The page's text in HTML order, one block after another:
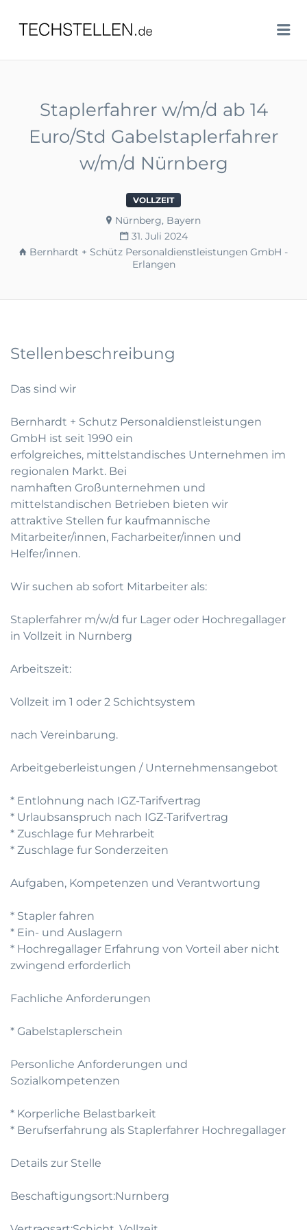
TECHSTELLEN.DE
Staplerfahrer w/m/d ab 14
Euro/Std Gabelstaplerfahrer
w/m/d Nürnberg
VOLLZEIT
Nürnberg, Bayern
31. Juli 2024
Bernhardt + Schütz Personaldienstleistungen GmbH -
Erlangen
Stellenbeschreibung
Das sind wir
Bernhardt + Schutz Personaldienstleistungen
GmbH ist seit 1990 ein
erfolgreiches, mittelstandisches Unternehmen im
regionalen Markt. Bei
namhaften Großunternehmen und
mittelstandischen Betrieben bieten wir
attraktive Stellen fur kaufmannische
Mitarbeiter/innen, Facharbeiter/innen und
Helfer/innen.
Wir suchen ab sofort Mitarbeiter als:
Staplerfahrer m/w/d fur Lager oder Hochregallager
in Vollzeit in Nurnberg
Arbeitszeit:
Vollzeit im 1 oder 2 Schichtsystem
nach Vereinbarung.
Arbeitgeberleistungen / Unternehmensangebot
* Entlohnung nach IGZ-Tarifvertrag
* Urlaubsanspruch nach IGZ-Tarifvertrag
* Zuschlage fur Mehrarbeit
* Zuschlage fur Sonderzeiten
Aufgaben, Kompetenzen und Verantwortung
* Stapler fahren
* Ein- und Auslagern
* Hochregallager Erfahrung von Vorteil aber nicht
zwingend erforderlich
Fachliche Anforderungen
* Gabelstaplerschein
Personliche Anforderungen und
Sozialkompetenzen
* Korperliche Belastbarkeit
* Berufserfahrung als Staplerfahrer Hochregallager
Details zur Stelle
Beschaftigungsort:Nurnberg